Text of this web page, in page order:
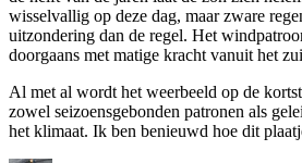
wisselvallig op deze dag, maar zware
uitzondering dan de regel. Het
doorgaans met matige kracht vanuit het
Al met al wordt het weerbeeld op de
zowel seizoensgebonden patronen als
het klimaat. Ik ben benieuwd hoe dit